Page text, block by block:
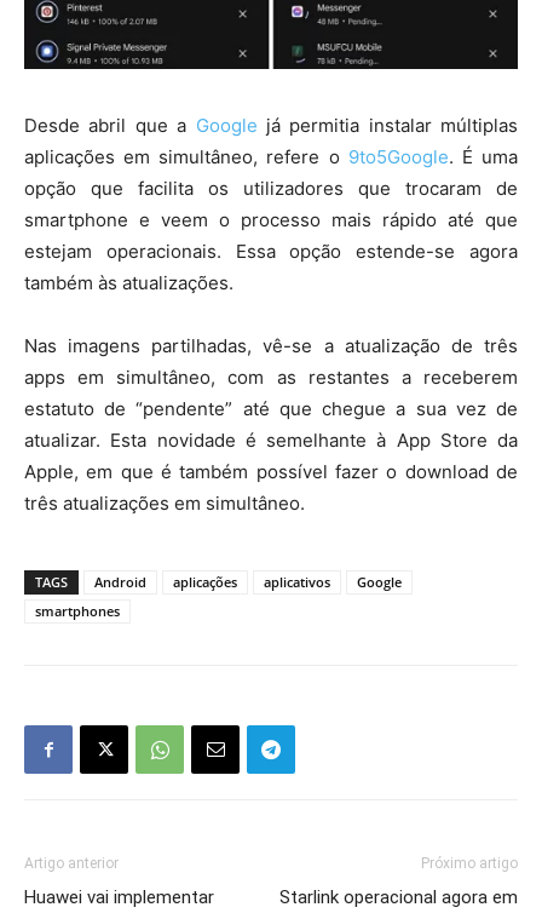
Desde abril que a Google já permitia instalar múltiplas
aplicações em simultâneo, refere o 9to5Google. É uma
opção que facilita os utilizadores que trocaram de
smartphone e veem o processo mais rápido até que
estejam operacionais. Essa opção estende-se agora
também às atualizações.
Nas imagens partilhadas, vê-se a atualização de três
apps em simultâneo, com as restantes a receberem
estatuto de “pendente” até que chegue a sua vez de
atualizar. Esta novidade é semelhante à App Store da
Apple, em que é também possível fazer o download de
três atualizações em simultâneo.
TAGS Android aplicações aplicativos
Google
smartphones
Artigo anterior
Huawei vai implementar
Próximo artigo
Starlink operacional agora em